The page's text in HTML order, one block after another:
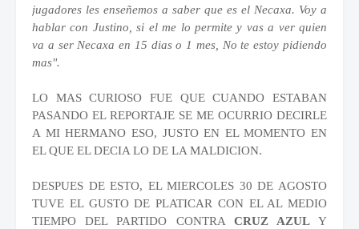
jugadores les enseñemos a saber que es el Necaxa. Voy a
hablar con Justino, si el me lo permite y vas a ver quien
va a ser Necaxa en 15 dias o 1 mes, No te estoy pidiendo
mas".
LO MAS CURIOSO FUE QUE CUANDO ESTABAN
PASANDO EL REPORTAJE SE ME OCURRIO DECIRLE
A MI HERMANO ESO, JUSTO EN EL MOMENTO EN
EL QUE EL DECIA LO DE LA MALDICION.
DESPUES DE ESTO, EL MIERCOLES 30 DE AGOSTO
TUVE EL GUSTO DE PLATICAR CON EL AL MEDIO
TIEMPO DEL PARTIDO CONTRA CRUZ AZULY